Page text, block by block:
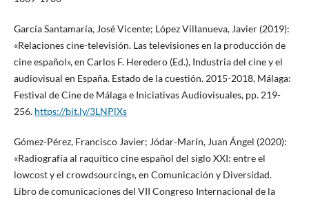
García Santamaría, José Vicente; López Villanueva, Javier (2019):
«Relaciones cine-televisión. Las televisiones en la producción de
cine español», en Carlos F. Heredero (Ed.), Industria del cine y el
audiovisual en España. Estado de la cuestión. 2015-2018, Málaga:
Festival de Cine de Málaga e Iniciativas Audiovisuales, pp. 219-
256. https://bit.ly/3LNPlXs
Gómez-Pérez, Francisco Javier; Jódar-Marín, Juan Ángel (2020):
«Radiografía al raquítico cine español del siglo XXI: entre el
lowcost y el crowdsourcing», en Comunicación y Diversidad.
Libro de comunicaciones del VII Congreso Internacional de la